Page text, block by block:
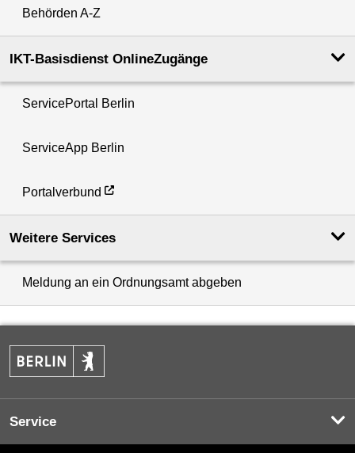
Behörden A-Z
IKT-Basisdienst OnlineZugänge
ServicePortal Berlin
ServiceApp Berlin
Portalverbund
Weitere Services
Meldung an ein Ordnungsamt abgeben
Service